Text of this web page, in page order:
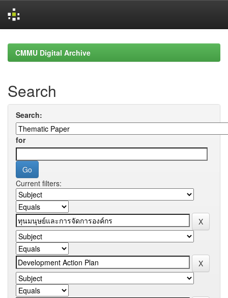
navigationCMMU Digital Archive
Search
Search:
for
Current filters: